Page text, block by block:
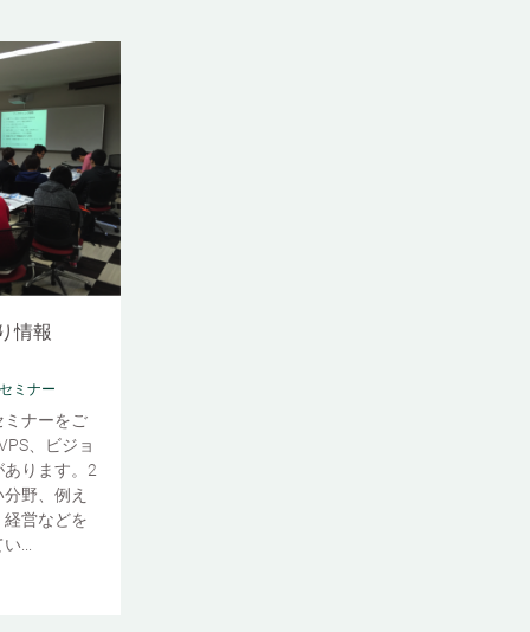
情報
ミナー
ミナーをご
、ビジョ
ります。2
野、例え
営などを
...